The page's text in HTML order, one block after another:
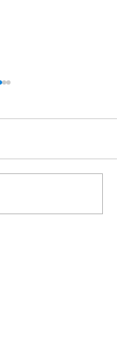
樂教育】
| 唔講唔知